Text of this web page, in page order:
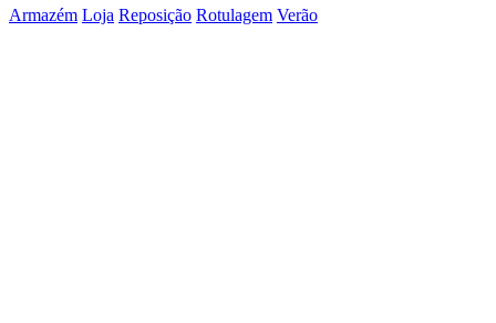
Armazém Loja Reposição Rotulagem Verão